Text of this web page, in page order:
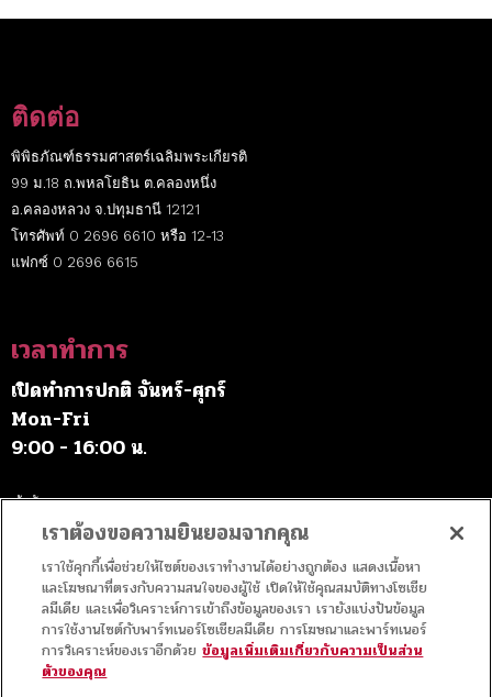
ติดต่อ
พิพิธภัณฑ์ธรรมศาสตร์เฉลิมพระเกียรติ
99 ม.18 ถ.พหลโยธิน ต.คลองหนึ่ง
อ.คลองหลวง จ.ปทุมธานี 12121
โทรศัพท์ 0 2696 6610 หรือ 12-13
แฟกซ์ 0 2696 6615
เวลาทำการ
เปิดทำการปกติ จันทร์-ศุกร์
Mon-Fri
9:00 - 16:00 น.
เว้นวันหยุดราชการ
ค่าบริการ
เข้าชมฟรี
เราต้องขอความยินยอมจากคุณ
เราใช้คุกกี้เพื่อช่วยให้ไซต์ของเราทำงานได้อย่างถูกต้อง แสดงเนื้อหา
และโฆษณาที่ตรงกับความสนใจของผู้ใช้ เปิดให้ใช้คุณสมบัติทางโซเชีย
ลมีเดีย และเพื่อวิเคราะห์การเข้าถึงข้อมูลของเรา เรายังแบ่งปันข้อมูล
การใช้งานไซต์กับพาร์ทเนอร์โซเชียลมีเดีย การโฆษณาและพาร์ทเนอร์
การวิเคราะห์ของเราอีกด้วย ข้อมูลเพิ่มเติมเกี่ยวกับความเป็นส่วน
ตัวของคุณ